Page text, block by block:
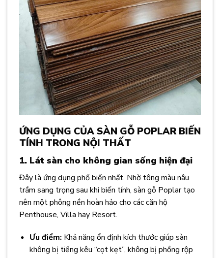
ỨNG DỤNG CỦA SÀN GỖ POPLAR BIẾN
TÍNH TRONG NỘI THẤT
1. Lát sàn cho không gian sống hiện đại
Đây là ứng dụng phổ biến nhất. Nhờ tông màu nâu
trầm sang trọng sau khi biến tính, sàn gỗ Poplar tạo
nên một phông nền hoàn hảo cho các căn hộ
Penthouse, Villa hay Resort.
Ưu điểm: Khả năng ổn định kích thước giúp sàn
không bị tiếng kêu “cọt kẹt”, không bị phồng rộp